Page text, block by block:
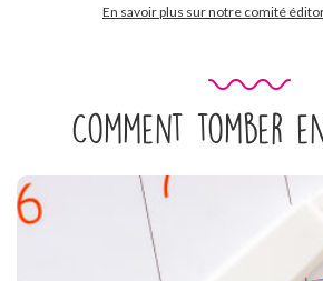
En savoir plus sur notre comité
Comment tomber